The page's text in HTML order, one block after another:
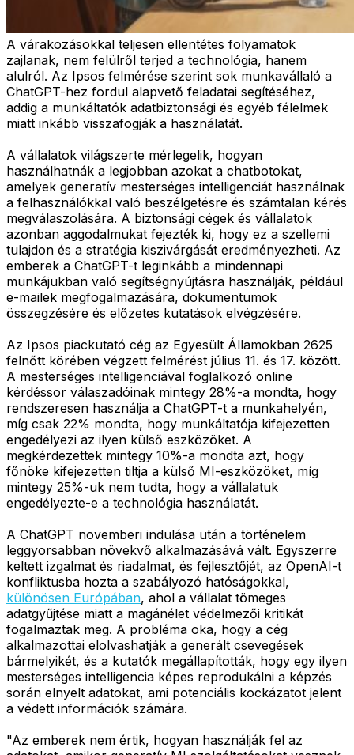
A várakozásokkal teljesen ellentétes folyamatok
zajlanak, nem felülről terjed a technológia, hanem
alulról. Az Ipsos felmérése szerint sok munkavállaló a
ChatGPT-hez fordul alapvető feladatai segítéséhez,
addig a munkáltatók adatbiztonsági és egyéb félelmek
miatt inkább visszafogják a használatát.
A vállalatok világszerte mérlegelik, hogyan
használhatnák a legjobban azokat a chatbotokat,
amelyek generatív mesterséges intelligenciát használnak
a felhasználókkal való beszélgetésre és számtalan kérés
megválaszolására. A biztonsági cégek és vállalatok
azonban aggodalmukat fejezték ki, hogy ez a szellemi
tulajdon és a stratégia kiszivárgását eredményezheti. Az
emberek a ChatGPT-t leginkább a mindennapi
munkájukban való segítségnyújtásra használják, például
e-mailek megfogalmazására, dokumentumok
összegzésére és előzetes kutatások elvégzésére.
Az Ipsos piackutató cég az Egyesült Államokban 2625
felnőtt körében végzett felmérést július 11. és 17. között.
A mesterséges intelligenciával foglalkozó online
kérdéssor válaszadóinak mintegy 28%-a mondta, hogy
rendszeresen használja a ChatGPT-t a munkahelyén,
míg csak 22% mondta, hogy munkáltatója kifejezetten
engedélyezi az ilyen külső eszközöket. A
megkérdezettek mintegy 10%-a mondta azt, hogy
főnöke kifejezetten tiltja a külső MI-eszközöket, míg
mintegy 25%-uk nem tudta, hogy a vállalatuk
engedélyezte-e a technológia használatát.
A ChatGPT novemberi indulása után a történelem
leggyorsabban növekvő alkalmazásává vált. Egyszerre
keltett izgalmat és riadalmat, és fejlesztőjét, az OpenAI-t
konfliktusba hozta a szabályozó hatóságokkal,
különösen Európában, ahol a vállalat tömeges
adatgyűjtése miatt a magánélet védelmezői kritikát
fogalmaztak meg. A probléma oka, hogy a cég
alkalmazottai elolvashatják a generált csevegések
bármelyikét, és a kutatók megállapították, hogy egy ilyen
mesterséges intelligencia képes reprodukálni a képzés
során elnyelt adatokat, ami potenciális kockázatot jelent
a védett információk számára.
"Az emberek nem értik, hogyan használják fel az